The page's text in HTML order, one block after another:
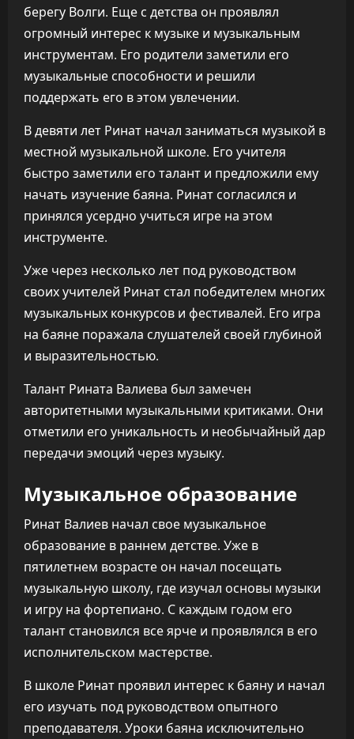
берегу Волги. Еще с детства он проявлял
огромный интерес к музыке и музыкальным
инструментам. Его родители заметили его
музыкальные способности и решили
поддержать его в этом увлечении.
В девяти лет Ринат начал заниматься музыкой в
местной музыкальной школе. Его учителя
быстро заметили его талант и предложили ему
начать изучение баяна. Ринат согласился и
принялся усердно учиться игре на этом
инструменте.
Уже через несколько лет под руководством
своих учителей Ринат стал победителем многих
музыкальных конкурсов и фестивалей. Его игра
на баяне поражала слушателей своей глубиной
и выразительностью.
Талант Рината Валиева был замечен
авторитетными музыкальными критиками. Они
отметили его уникальность и необычайный дар
передачи эмоций через музыку.
Музыкальное образование
Ринат Валиев начал свое музыкальное
образование в раннем детстве. Уже в
пятилетнем возрасте он начал посещать
музыкальную школу, где изучал основы музыки
и игру на фортепиано. С каждым годом его
талант становился все ярче и проявлялся в его
исполнительском мастерстве.
В школе Ринат проявил интерес к баяну и начал
его изучать под руководством опытного
преподавателя. Уроки баяна исключительно